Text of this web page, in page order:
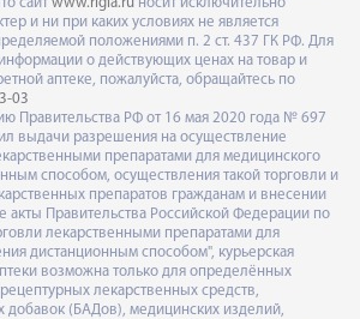
и ни при каких условиях не является
положениями п. 2 ст. 437 ГК РФ. Для
о действующих ценах на товар и
аптеке, пожалуйста, обращайтесь по
03
Правительства РФ от 16 мая 2020 года № 697
выдачи разрешения на осуществление
препаратами для медицинского
способом, осуществления такой торговли и
препаратов гражданам и внесении
акты Правительства Российской Федерации по
лекарственными препаратами для
дистанционным способом", курьерская
возможна только для определённых
лекарственных средств,
добавок (БАДов), медицинских изделий,